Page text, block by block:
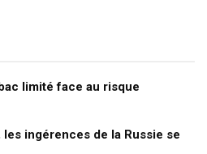
limité face au risque
ingérences de la Russie se